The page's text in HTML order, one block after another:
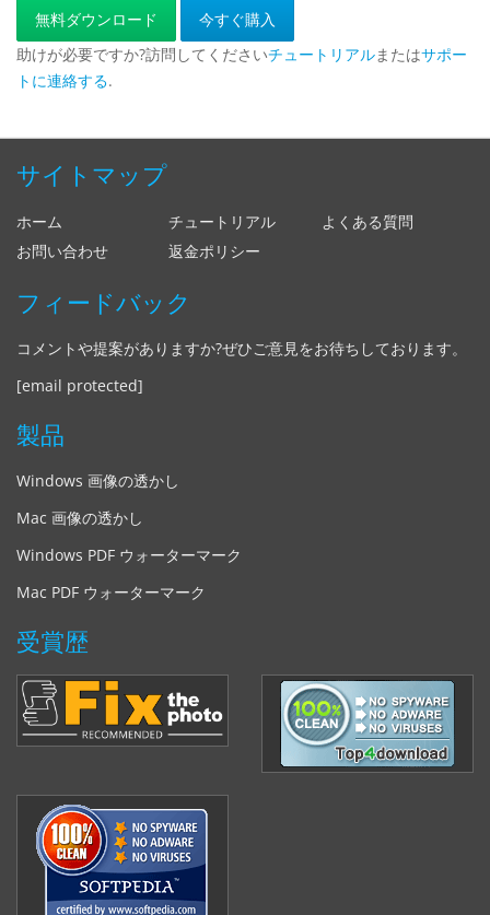
無料ダウンロード
今すぐ購入
助けが必要ですか?訪問してくださいチュートリアルまたはサポー
トに連絡する.
サイトマップ
ホーム チュートリアル
よくある質問
お問い合わせ
返金ポリシー
フィードバック
コメントや提案がありますか?ぜひご意見をお待ちしております。
[email protected]
製品
Windows 画像の透かし
Mac 画像の透かし
Windows PDF ウォーターマーク
Mac PDF ウォーターマーク
受賞歴